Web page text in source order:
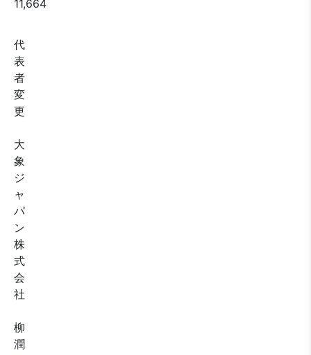
11,664
代
表
者
変
更
大
象
ジ
ャ
パ
ン
株
式
会
社
柳
潤